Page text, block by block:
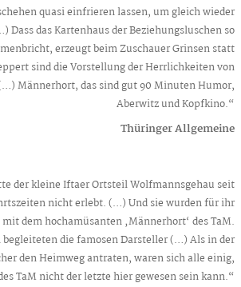
quasi einfrieren lassen, um gleich wieder
Dass das Kartenhaus der Beziehungsluschen so
erzeugt beim Zuschauer Grinsen statt
sind die Vorstellung der Herrlichkeiten von
Männerhort, das sind gut 90 Minuten Humor,
Aberwitz und Kopfkino.“
Thüringer Allgemeine
der kleine Iftaer Ortsteil Wolfmannsgehau seit
nicht erlebt. (…) Und sie wurden für ihr
dem hochamüsanten ‚Männerhort‘ des TaM.
begleiteten die famosen Darsteller (…) Als in der
den Heimweg antraten, waren sich alle einig,
TaM nicht der letzte hier gewesen sein kann.“